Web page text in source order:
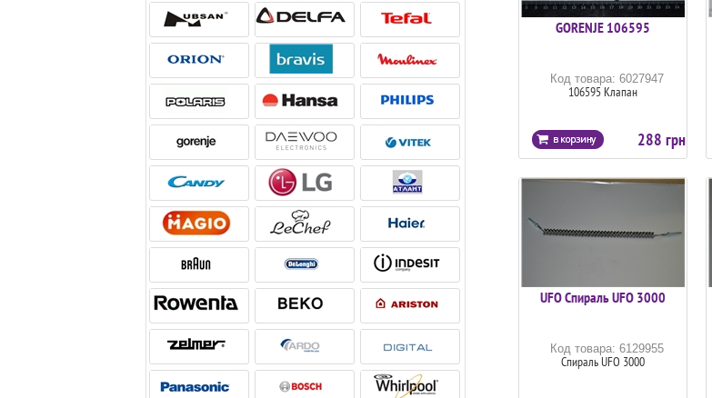
GORENJE 106595
Код товара: 6027947
106595 Клапан
288 грн
UFO Спираль UFO 3000
Код товара: 6129955
Спираль UFO 3000